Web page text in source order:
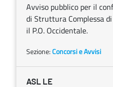
Avviso pubblico per il
di Struttura Complessa
il P.O. Occidentale.
Sezione:Concorsi e Avvisi
ASL LE